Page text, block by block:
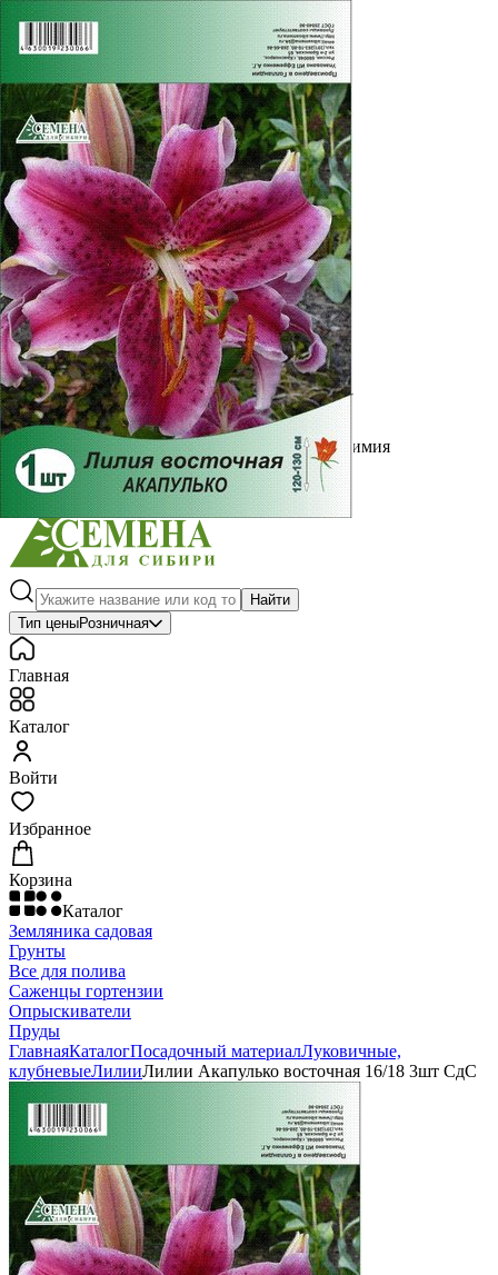
Выберите город
Обратный звонокЗаказать обратный звонок
Каталог
Семена
Грунты
Газонные травы, сидераты
Горшки, рассадники, аксессуары
Посадочный материал
Садовый инструмент, инвентарь
Консервирование
Средства защиты, удобрения, добавки, химия
Обустройство сада, декор
Найти
Тип ценыРозничная
Главная
Каталог
Войти
Избранное
Корзина
Каталог
Земляника садовая
Грунты
Все для полива
Саженцы гортензии
Опрыскиватели
Пруды
ГлавнаяКаталогПосадочный материалЛуковичные,
клубневыеЛилииЛилии Акапулько восточная 16/18 3шт СдС